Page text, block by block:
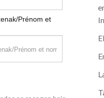
Prénom et